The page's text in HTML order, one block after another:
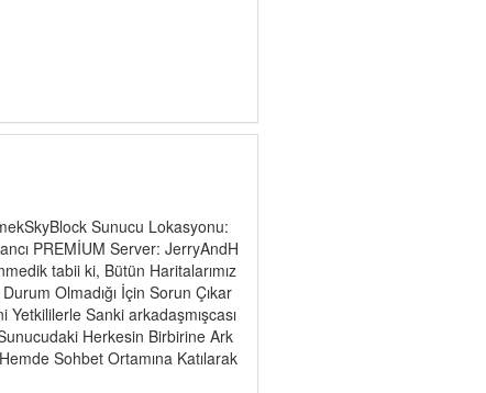
Sunucu Lokasyonu:
PREMİUM Server: JerryAndH
tabii ki, Bütün Haritalarımız
Olmadığı İçin Sorun Çıkar
Sanki arkadaşmışcası
Herkesin Birbirine Ark
Sohbet Ortamına Katılarak